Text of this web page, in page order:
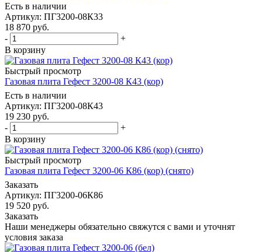
Есть в наличии
Артикул: ПГ3200-08К33
18 870 руб.
-
+
В корзину
Быстрый просмотр
Газовая плита Гефест 3200-08 К43 (кор)
Есть в наличии
Артикул: ПГ3200-08К43
19 230 руб.
-
+
В корзину
Быстрый просмотр
Газовая плита Гефест 3200-06 К86 (кор) (снято)
Заказать
Артикул: ПГ3200-06К86
19 520 руб.
Заказать
Наши менеджеры обязательно свяжутся с вами и уточнят
условия заказа